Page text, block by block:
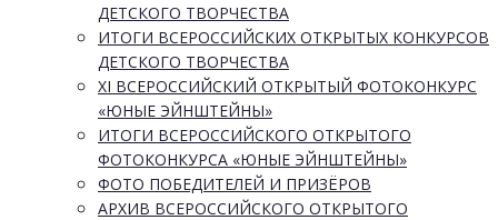
ДЕТСКОГО ТВОРЧЕСТВА
ИТОГИ ВСЕРОССИЙСКИХ ОТКРЫТЫХ КОНКУРСОВ
ДЕТСКОГО ТВОРЧЕСТВА
XI ВСЕРОССИЙСКИЙ ОТКРЫТЫЙ ФОТОКОНКУРС
«ЮНЫЕ ЭЙНШТЕЙНЫ»
ИТОГИ ВСЕРОССИЙСКОГО ОТКРЫТОГО
ФОТОКОНКУРСА «ЮНЫЕ ЭЙНШТЕЙНЫ»
ФОТО ПОБЕДИТЕЛЕЙ И ПРИЗЁРОВ
АРХИВ ВСЕРОССИЙСКОГО ОТКРЫТОГО